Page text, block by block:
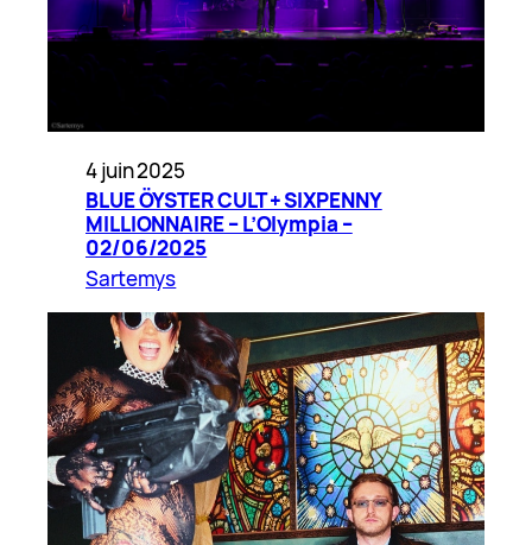
4 juin 2025
BLUE ÖYSTER CULT + SIXPENNY
MILLIONNAIRE – L’Olympia –
02/06/2025
Sartemys